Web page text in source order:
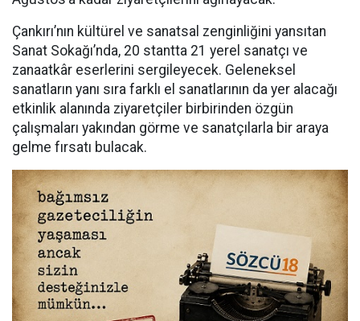
Çankırı’nın kültürel ve sanatsal zenginliğini yansıtan
Sanat Sokağı’nda, 20 stantta 21 yerel sanatçı ve
zanaatkâr eserlerini sergileyecek. Geleneksel
sanatların yanı sıra farklı el sanatlarının da yer alacağı
etkinlik alanında ziyaretçiler birbirinden özgün
çalışmaları yakından görme ve sanatçılarla bir araya
gelme fırsatı bulacak.